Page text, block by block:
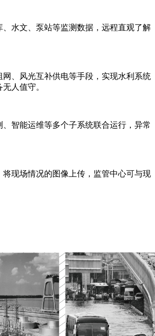
、水文、泵站等监测数据，远程直观了解
网、风光互补供电等手段，实现水利系统
人值守。
智能运维等多个子系统联合运行，异常
将现场情况的图像上传，监管中心可与现